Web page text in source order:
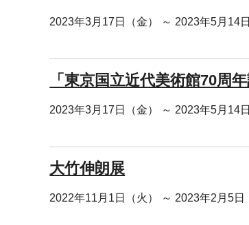
2023年3月17日（金） ～ 2023年5月14日
「東京国立近代美術館70周
2023年3月17日（金） ～ 2023年5月14日
大竹伸朗展
2022年11月1日（火） ～ 2023年2月5日